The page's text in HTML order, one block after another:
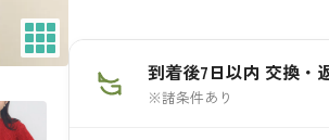
到着後7日以内 交換・
※諸条件あり